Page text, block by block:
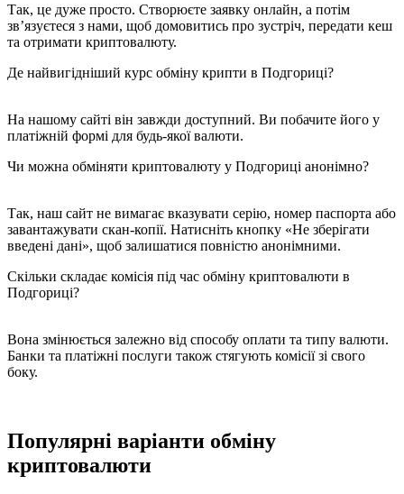
Так, це дуже просто. Створюєте заявку онлайн, а потім
зв’язуєтеся з нами, щоб домовитись про зустріч, передати кеш
та отримати криптовалюту.
Де найвигідніший курс обміну крипти в Подгориці?
На нашому сайті він завжди доступний. Ви побачите його у
платіжній формі для будь-якої валюти.
Чи можна обміняти криптовалюту у Подгориці анонімно?
Так, наш сайт не вимагає вказувати серію, номер паспорта або
завантажувати скан-копії. Натисніть кнопку «Не зберігати
введені дані», щоб залишатися повністю анонімними.
Скільки складає комісія під час обміну криптовалюти в
Подгориці?
Вона змінюється залежно від способу оплати та типу валюти.
Банки та платіжні послуги також стягують комісії зі свого
боку.
Популярні варіанти обміну
криптовалюти